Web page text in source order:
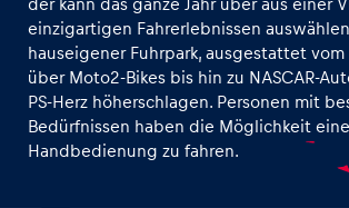
einzigartigen Fahrerlebnissen
hauseigener Fuhrpark, ausgestattet vom
über Moto2-Bikes bis hin zu NASCAR-
PS-Herz höherschlagen. Personen mit
Bedürfnissen haben die Möglichkeit
Handbedienung zu fahren.